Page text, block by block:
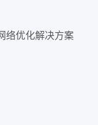
络优化解决方案